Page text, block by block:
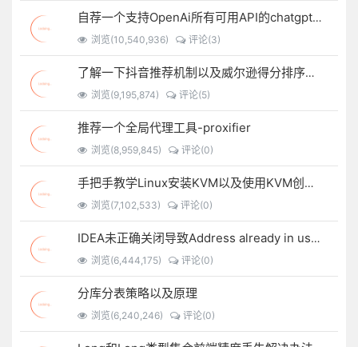
自荐一个支持OpenAi所有可用API的chatgpt-spring-boot-starter
浏览(10,540,936) 评论(3)
了解一下抖音推荐机制以及威尔逊得分排序算法
浏览(9,195,874) 评论(5)
推荐一个全局代理工具-proxifier
浏览(8,959,845) 评论(0)
手把手教学Linux安装KVM以及使用KVM创建虚拟机
浏览(7,102,533) 评论(0)
IDEA未正确关闭导致Address already in use: bind
浏览(6,444,175) 评论(0)
分库分表策略以及原理
浏览(6,240,246) 评论(0)